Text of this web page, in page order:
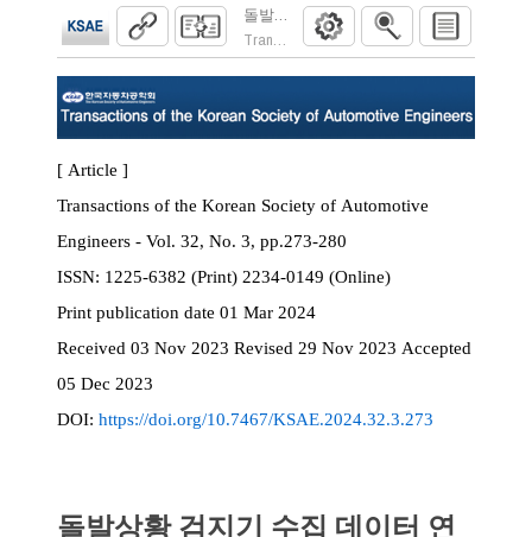
돌발상황 검지기 수집 데이터 연계를 통
Transactions of the Korean Society of
[ Article ]
Transactions of the Korean Society of Automotive
Engineers - Vol. 32, No. 3, pp.273-280
ISSN:
1225-6382 (Print) 2234-0149 (Online)
Print publication date 01 Mar 2024
Received 03 Nov 2023 Revised 29 Nov 2023 Accepted
05 Dec 2023
DOI: https://doi.org/10.7467/KSAE.2024.32.3.273
돌발상황 검지기 수집 데이터 연